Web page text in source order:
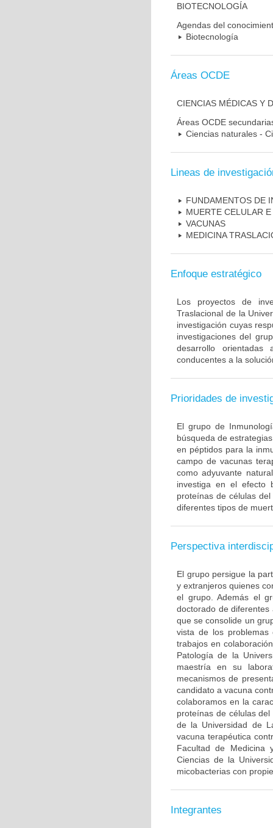
BIOTECNOLOGÍA
Agendas del
Biotecnología
Áreas OCDE
CIENCIAS MÉDICAS Y
Áreas OCDE
Ciencias naturales -
Lineas de
FUNDAMENTOS DE
MUERTE CELULAR
VACUNAS
MEDICINA
Enfoque estratégico
Los proyectos de
Traslacional de la
investigación cuyas
investigaciones del
desarrollo
conducentes a la
Prioridades de
El grupo de
búsqueda de
en péptidos para la
campo de vacunas
como adyuvante
investiga en el efecto
proteínas de células
diferentes tipos de
Perspectiva
El grupo persigue la
y extranjeros quienes
el grupo. Además el
doctorado de
que se consolide un
vista de los problemas
trabajos en
Patología de la
maestría en su
mecanismos de
candidato a vacuna
colaboramos en la
proteínas de células
de la Universidad de
vacuna terapéutica
Facultad de Medicina
Ciencias de la
micobacterias con
Integrantes